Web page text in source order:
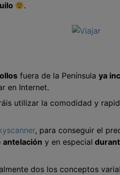
.
fuera de la Península ya
en Internet.
utilizar la comodidad y
, para conseguir el
antelación y en especial
dos los conceptos